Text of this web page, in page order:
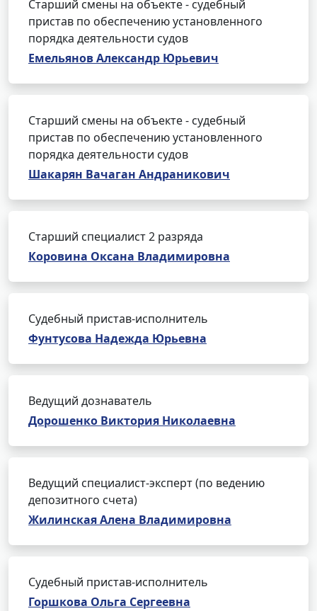
Старший смены на объекте - судебный
пристав по обеспечению установленного
порядка деятельности судов
Емельянов Александр Юрьевич
Старший смены на объекте - судебный
пристав по обеспечению установленного
порядка деятельности судов
Шакарян Вачаган Андраникович
Старший специалист 2 разряда
Коровина Оксана Владимировна
Судебный пристав-исполнитель
Фунтусова Надежда Юрьевна
Ведущий дознаватель
Дорошенко Виктория Николаевна
Ведущий специалист-эксперт (по ведению
депозитного счета)
Жилинская Алена Владимировна
Судебный пристав-исполнитель
Горшкова Ольга Сергеевна